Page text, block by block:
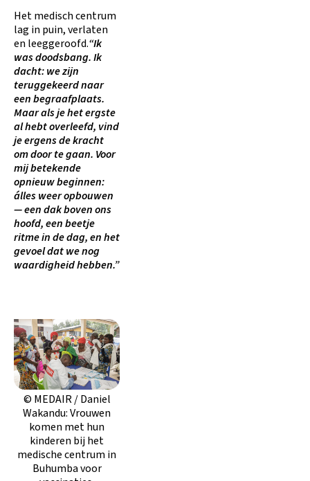
Het medisch centrum
lag in puin, verlaten
en leeggeroofd.“Ik
was doodsbang. Ik
dacht: we zijn
teruggekeerd naar
een begraafplaats.
Maar als je het ergste
al hebt overleefd, vind
je ergens de kracht
om door te gaan. Voor
mij betekende
opnieuw beginnen:
álles weer opbouwen
— een dak boven ons
hoofd, een beetje
ritme in de dag, en het
gevoel dat we nog
waardigheid hebben.”
© MEDAIR / Daniel
Wakandu: Vrouwen
komen met hun
kinderen bij het
medische centrum in
Buhumba voor